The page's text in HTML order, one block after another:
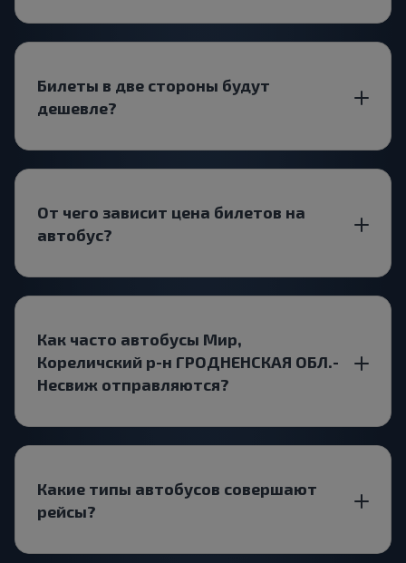
Билеты в две стороны будут
дешевле?
От чего зависит цена билетов на
автобус?
Как часто автобусы Мир,
Кореличский р-н ГРОДНЕНСКАЯ ОБЛ.-
Несвиж отправляются?
Какие типы автобусов совершают
рейсы?